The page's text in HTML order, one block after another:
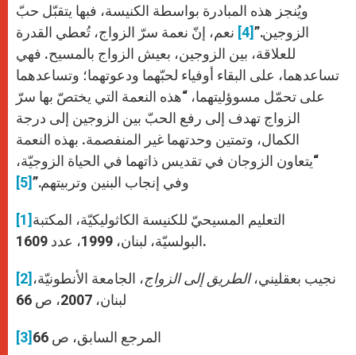
ويُنجز هذه المبادرة بواسطة الكنيسة، فبها يتقبّل حبّ
الزوجين.”[4]
نعم، إنّ نعمة سرّ الزواج، تُعطي القدرة
للعلاقة، بين الزوجين، بعيش الزواج بالمسيح. فهي
تساعدهما، على البقاء أوفياء لحبّهما ودعوتهما؛ وتساعدهما
على تحمّل مسوؤليتهما، “هذه النعمة التي يختصّ بها سرّ
الزواج تهدف إلى رفع الحبّ بين الزوجين إلى درجة
الكمال، وتمتين وحدتهما غير المنفصمة. بهذه النعمة
“يتعاون الزوجان في تقديس ذاتهما في الحياة الزوجيّة،
وفي إنجاب البنين وتربيتهم.”[5]
[1] التعليم المسيحيّ للكنيسة الكاثوليكيّة، المكتبة
البولسيّة، لبنان، 1999، عدد 1609.
[2] نجيب بعقليني،الطريق إلى الزواج، الجامعة الأنطونيّة،
لبنان، 2007، ص 66
[3] المرجع السابق، ص 66